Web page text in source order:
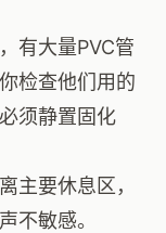
有大量PVC管
检查他们用的
须静置固化
主要休息区，
不敏感。